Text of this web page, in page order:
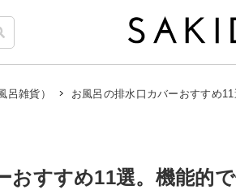
呂雑貨） お風呂の排水口カバーおすすめ
おすすめ11選。機能的